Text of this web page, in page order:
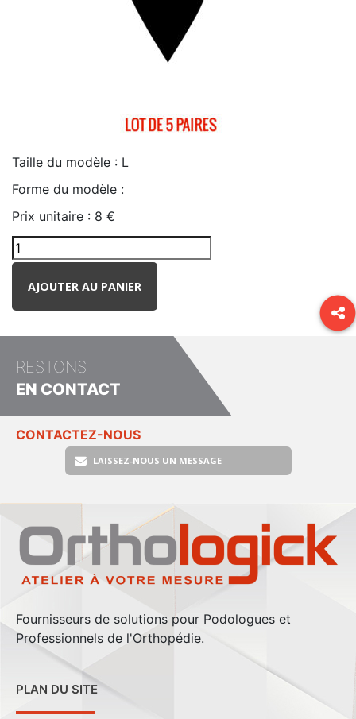
Taille du modèle : L
Forme du modèle :
Prix unitaire : 8 €
AJOUTER AU PANIER
RESTONS
EN CONTACT
CONTACTEZ-NOUS
LAISSEZ-NOUS UN MESSAGE
Fournisseurs de solutions pour Podologues et
Professionnels de l'Orthopédie.
PLAN DU SITE